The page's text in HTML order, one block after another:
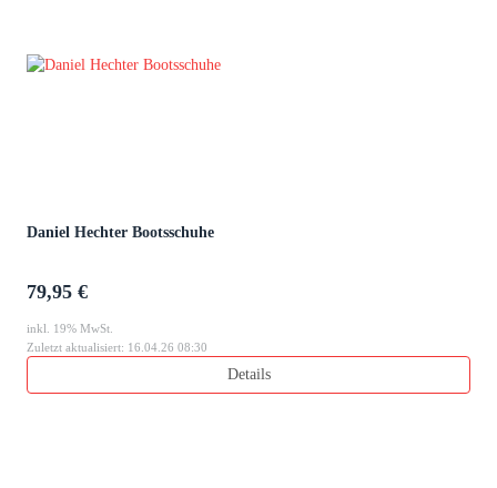
Daniel Hechter Bootsschuhe
79,95 €
inkl. 19% MwSt.
Zuletzt aktualisiert: 16.04.26 08:30
Details